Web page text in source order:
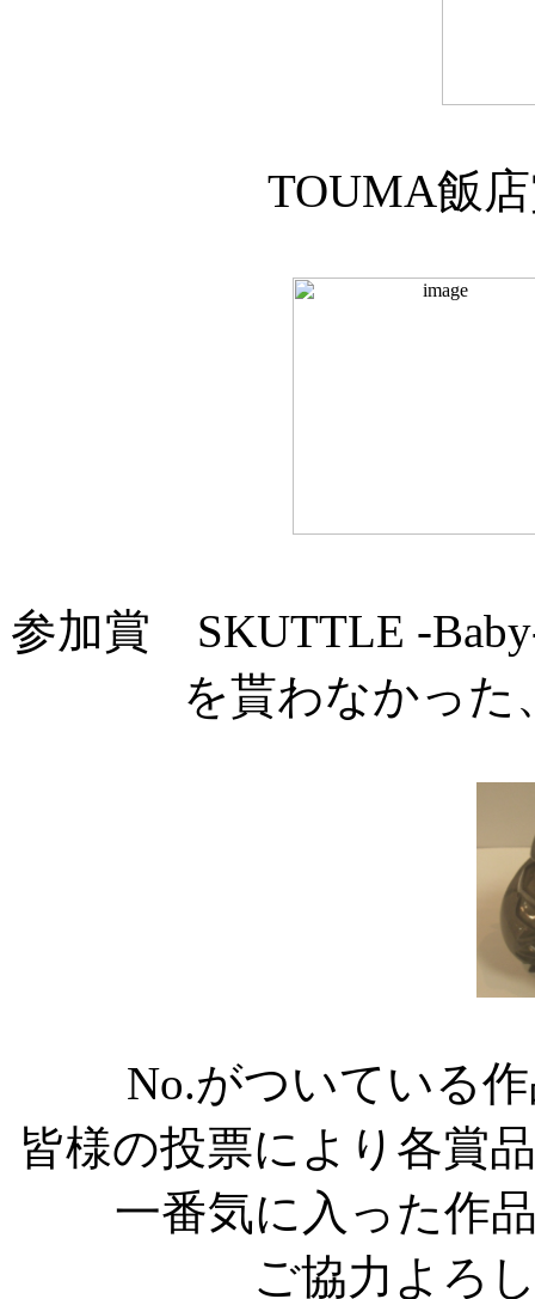
TOUMA飯
参加賞 SKUTTLE -
を貰わなかった
No.がついている
皆様の投票により各賞
一番気に入った作
ご協力よろ